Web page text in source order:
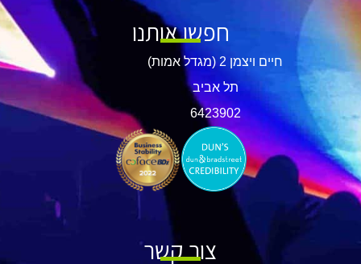
חפשו אותנו
חיים ויצמן 2 (מגדל אמות)
תל אביב
​6423902
צור קשר